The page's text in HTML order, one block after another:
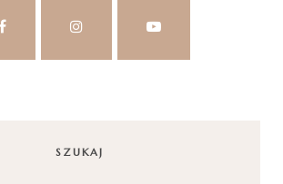
SZUKAJ